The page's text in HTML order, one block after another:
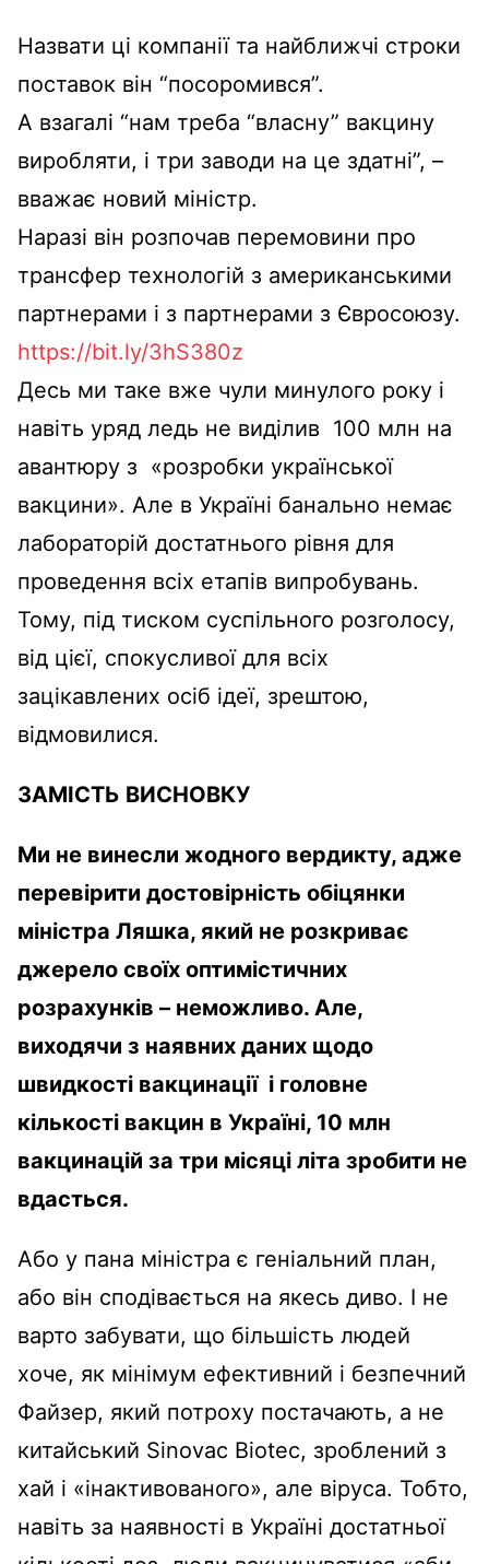
Назвати ці компанії та найближчі строки
поставок він “посоромився”.
А взагалі “нам треба “власну” вакцину
виробляти, і три заводи на це здатні”, –
вважає новий міністр.
Наразі він розпочав перемовини про
трансфер технологій з американськими
партнерами і з партнерами з Євросоюзу.
https://bit.ly/3hS380z
Десь ми таке вже чули минулого року і
навіть уряд ледь не виділив 100 млн на
авантюру з «розробки української
вакцини». Але в Україні банально немає
лабораторій достатнього рівня для
проведення всіх етапів випробувань.
Тому, під тиском суспільного розголосу,
від цієї, спокусливої для всіх
зацікавлених осіб ідеї, зрештою,
відмовилися.
ЗАМІСТЬ ВИСНОВКУ
Ми не винесли жодного вердикту, адже
перевірити достовірність обіцянки
міністра Ляшка, який не розкриває
джерело своїх оптимістичних
розрахунків – неможливо. Але,
виходячи з наявних даних щодо
швидкості вакцинації і головне
кількості вакцин в Україні, 10 млн
вакцинацій за три місяці літа зробити не
вдасться.
Або у пана міністра є геніальний план,
або він сподівається на якесь диво. І не
варто забувати, що більшість людей
хоче, як мінімум ефективний і безпечний
Файзер, який потроху постачають, а не
китайський Sinovac Biotec, зроблений з
хай і «інактивованого», але віруса. Тобто,
навіть за наявності в Україні достатньої